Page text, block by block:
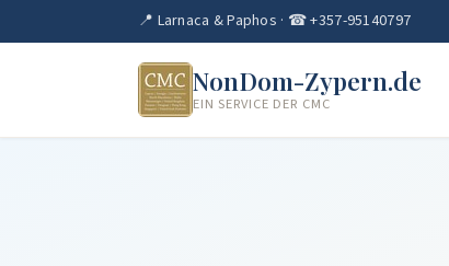
📍 Larnaca & Paphos · ☎ +357-95140797
NonDom-Zypern.de
EIN SERVICE DER CMC